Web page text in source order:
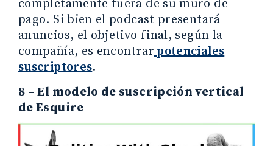
completamente fuera de su muro de
pago. Si bien el podcast presentará
anuncios, el objetivo final, según la
compañía, es encontrar potenciales
suscriptores.
8 – El modelo de suscripción vertical
de Esquire